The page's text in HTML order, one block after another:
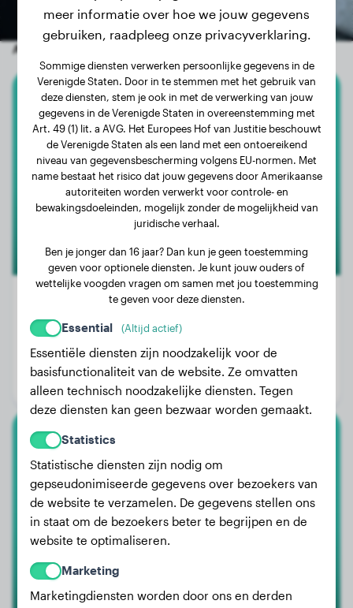
Andere willekeurige honden
Duits Korthaar
Gaja
Gewicht:
Leeftijd:
4 jaar, 2 maanden
Geslacht:
Vega
meer informatie over hoe we jouw gegevens
gebruiken, raadpleeg onze privacyverklaring.
Sommige diensten verwerken persoonlijke gegevens in de
Verenigde Staten. Door in te stemmen met het gebruik van
deze diensten, stem je ook in met de verwerking van jouw
gegevens in de Verenigde Staten in overeenstemming met
Art. 49 (1) lit. a AVG. Het Europees Hof van Justitie beschouwt
de Verenigde Staten als een land met een ontoereikend
niveau van gegevensbescherming volgens EU-normen. Met
name bestaat het risico dat jouw gegevens door Amerikaanse
autoriteiten worden verwerkt voor controle- en
bewakingsdoeleinden, mogelijk zonder de mogelijkheid van
juridische verhaal.
Ben je jonger dan 16 jaar? Dan kun je geen toestemming
geven voor optionele diensten. Je kunt jouw ouders of
wettelijke voogden vragen om samen met jou toestemming
te geven voor deze diensten.
Essential (Altijd actief)
Essentiële diensten zijn noodzakelijk voor de
basisfunctionaliteit van de website. Ze omvatten
alleen technisch noodzakelijke diensten. Tegen
deze diensten kan geen bezwaar worden gemaakt.
Statistics
Statistische diensten zijn nodig om
gepseudonimiseerde gegevens over bezoekers van
de website te verzamelen. De gegevens stellen ons
in staat om de bezoekers beter te begrijpen en de
website te optimaliseren.
Marketing
Marketingdiensten worden door ons en derden